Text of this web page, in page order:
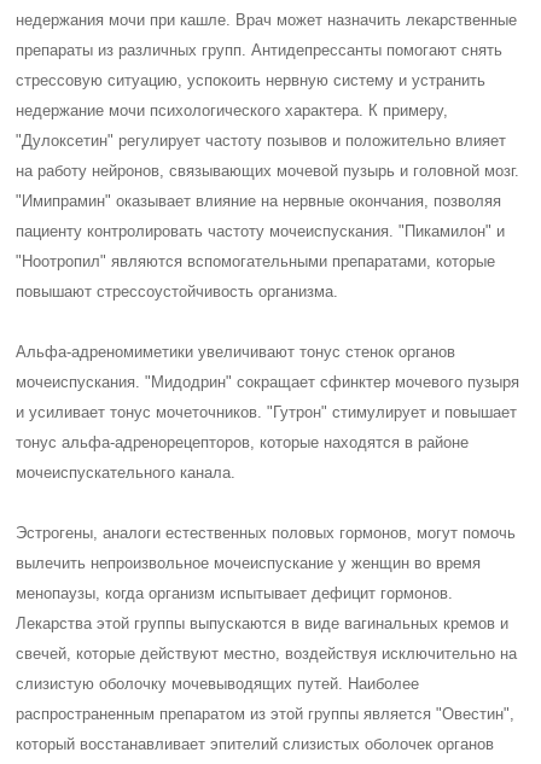
недержания мочи при кашле. Врач может назначить лекарственные
препараты из различных групп. Антидепрессанты помогают снять
стрессовую ситуацию, успокоить нервную систему и устранить
недержание мочи психологического характера. К примеру,
"Дулоксетин" регулирует частоту позывов и положительно влияет
на работу нейронов, связывающих мочевой пузырь и головной мозг.
"Имипрамин" оказывает влияние на нервные окончания, позволяя
пациенту контролировать частоту мочеиспускания. "Пикамилон" и
"Ноотропил" являются вспомогательными препаратами, которые
повышают стрессоустойчивость организма.
Альфа-адреномиметики увеличивают тонус стенок органов
мочеиспускания. "Мидодрин" сокращает сфинктер мочевого пузыря
и усиливает тонус мочеточников. "Гутрон" стимулирует и повышает
тонус альфа-адренорецепторов, которые находятся в районе
мочеиспускательного канала.
Эстрогены, аналоги естественных половых гормонов, могут помочь
вылечить непроизвольное мочеиспускание у женщин во время
менопаузы, когда организм испытывает дефицит гормонов.
Лекарства этой группы выпускаются в виде вагинальных кремов и
свечей, которые действуют местно, воздействуя исключительно на
слизистую оболочку мочевыводящих путей. Наиболее
распространенным препаратом из этой группы является "Овестин",
который восстанавливает эпителий слизистых оболочек органов